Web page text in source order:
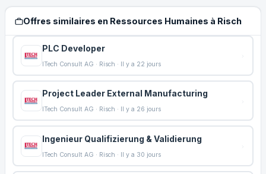
Offres similaires en Ressources Humaines à Risch
PLC Developer
ITech Consult AG · Risch · Il y a 22 jours
Project Leader External Manufacturing
ITech Consult AG · Risch · Il y a 26 jours
Ingenieur Qualifizierung & Validierung
ITech Consult AG · Risch · Il y a 30 jours